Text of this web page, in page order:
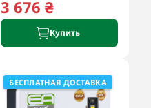
3 676 ₴
Купить
БЕСПЛАТНАЯ ДОСТАВКА